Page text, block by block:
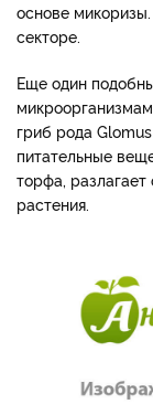
основе
секторе.
Еще один
гриб рода
питательные
торфа, разлагает
растения.